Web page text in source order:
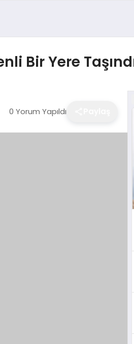
Bir Yere
0 Yorum Yapıldı